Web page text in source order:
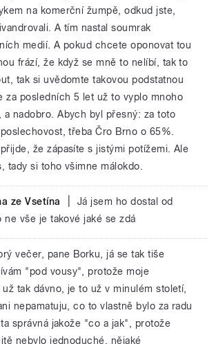
na komerční žumpě, odkud jste,
A tím nastal soumrak
medií. A pokud chcete oponovat tou
frází, že když se mně to nelíbí, tak to
tak si uvědomte takovou podstatnou
za posledních 5 let už to vyplo mnoho
a nadobro. Abych byl přesný: za toto
třeba Čro Brno o 65%.
že zápasíte s jistými potížemi. Ale
tady si toho všimne málokdo.
ze Vsetína
Já jsem ho dostal od
ne vše je takové jaké se zdá
večer, pane Borku, já se tak tiše
"pod vousy", protože moje
tak dávno, je to už v minulém století,
nepamatuju, co to vlastně bylo za radu
správná jakože "co a jak", protože
nebylo jednoduché, nějaké